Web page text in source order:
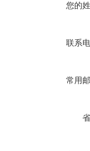
您的
联系
常用